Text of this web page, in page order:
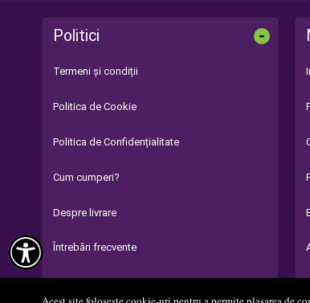

Politici -
Termeni și condiții
Politica de Cookie
Politica de Confidențialitate
Cum cumperi?
Despre livrare
Întrebări frecvente